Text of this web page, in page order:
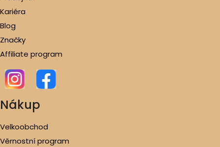
Kariéra
Blog
Značky
Affiliate program
Nákup
Velkoobchod
Věrnostní program